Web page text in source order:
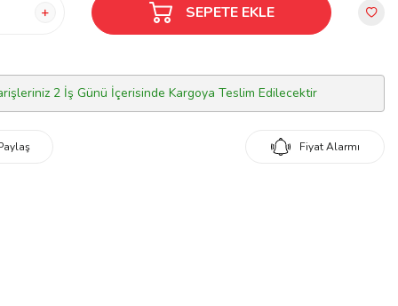
SEPETE EKLE
2 İş Günü İçerisinde Kargoya Teslim Edilecektir
Fiyat Alarmı